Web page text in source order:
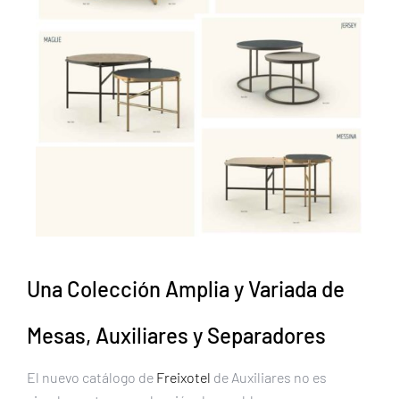
Una Colección Amplia y Variada de
Mesas, Auxiliares y Separadores
El nuevo catálogo de Freixotel de Auxiliares no es